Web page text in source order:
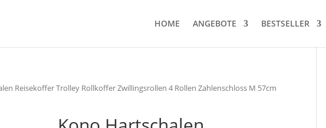
HOME ANGEBOTE BESTSELLER
Reisekoffer Trolley Rollkoffer Zwillingsrollen 4 Rollen Zahlenschloss M 57cm